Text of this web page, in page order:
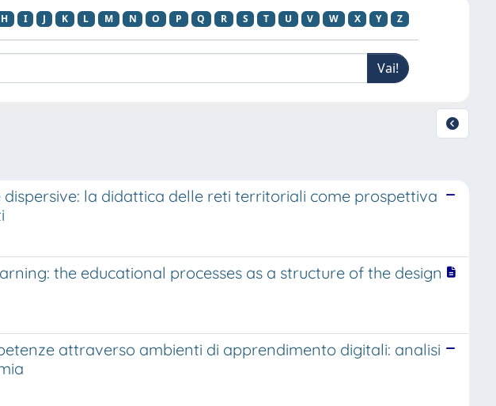
H I J K L M N O P Q R S T U V W X Y Z
la didattica delle reti territoriali come prospettiva
the educational processes as a structure of the design
attraverso ambienti di apprendimento digitali: analisi